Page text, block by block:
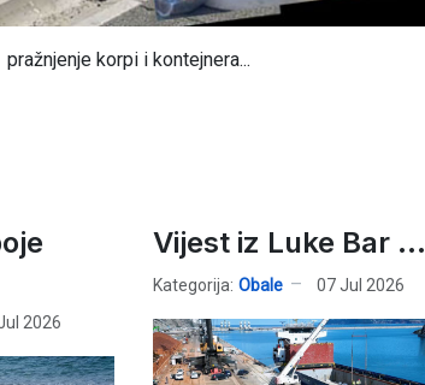
korpi i kontejnera...
2026
Vijest iz Luke Bar ...
Kategorija: Obale 07 Jul 2026